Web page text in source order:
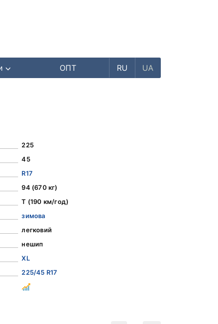
ОПТ RU UA
225
45
R17
94 (670 кг)
T (190 км/год)
зимова
легковий
нешип
XL
225/45 R17